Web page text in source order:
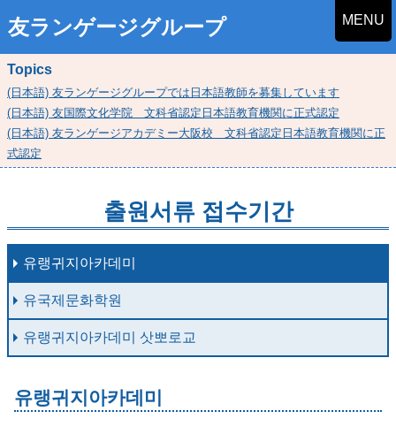
友ランゲージグループ MENU
Topics
(日本語) 友ランゲージグループでは日本語教師を募集しています
(日本語) 友国際文化学院 文科省認定日本語教育機関に正式認定
(日本語) 友ランゲージアカデミー大阪校 文科省認定日本語教育機関に正
式認定
출원서류 접수기간
유랭귀지아카데미
유국제문화학원
유랭귀지아카데미 삿뽀로교
유랭귀지아카데미